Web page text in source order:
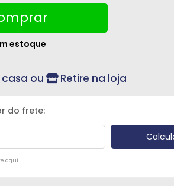
estoque
ou Retire na loja
aqui